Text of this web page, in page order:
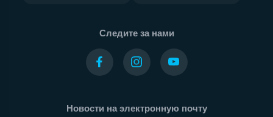
Следите за нами
Новости на электронную почту